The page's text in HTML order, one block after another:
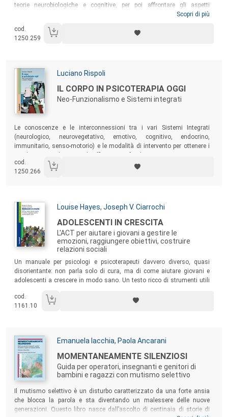
teorie neurobiologiche e cognitive, per poi affrontare gli aspetti
etiologici, le comorbidità e la diagnosi alla luce delle più recenti
psichiatri, psicologi, psicoterapeuti e terapisti della riabilitazione
psichiatrica, ma anche per chi è incuriosito dalle tematiche relative alla
Scopri di più
cod.
1250.259
Autori:
Luciano Rispoli
Titolo:
IL CORPO IN PSICOTERAPIA OGGI
Neo-Funzionalismo e Sistemi integrati
Le conoscenze e le interconnessioni tra i vari Sistemi Integrati
(neurologico, neurovegetativo, emotivo, cognitivo, endocrino,
immunitario, senso-motorio) e le modalità di intervento per ottenere i
cod.
1250.266
Autori:
Louise Hayes, Joseph V. Ciarrochi
Titolo:
ADOLESCENTI IN CRESCITA
L'ACT per aiutare i giovani a gestire le
emozioni, raggiungere obiettivi, costruire
relazioni sociali
Un manuale per psicologi e psicoterapeuti davvero diverso, quasi
disorientante: non parla solo di cura, ma di come aiutare giovani e
adolescenti a crescere in modo sano. Un testo ricco di strumenti utili
pensieri, a riconoscere e gestire le proprie emozioni e a progettare
azioni orientate verso che ciò hanno più a cuore.
cod.
1161.10
Autori:
Emanuela Iacchia, Paola Ancarani
Titolo:
MOMENTANEAMENTE SILENZIOSI
Guida per operatori, insegnanti e genitori di
bambini e ragazzi con mutismo selettivo
Sommario:
Il mutismo selettivo è un disturbo caratterizzato da una forte ansia
che blocca la parola e sta diventando un malessere delle nuove
generazioni. Questo libro nasce dall’ascolto di centinaia di storie di